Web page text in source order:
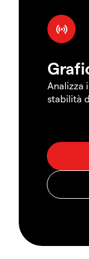
Analizza
stabilità